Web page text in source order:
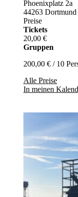
Phoenixplatz 2a
44263 Dortmund
Preise
Tickets
20,00 €
Gruppen
200,00 € / 10
Alle Preise
In meinen